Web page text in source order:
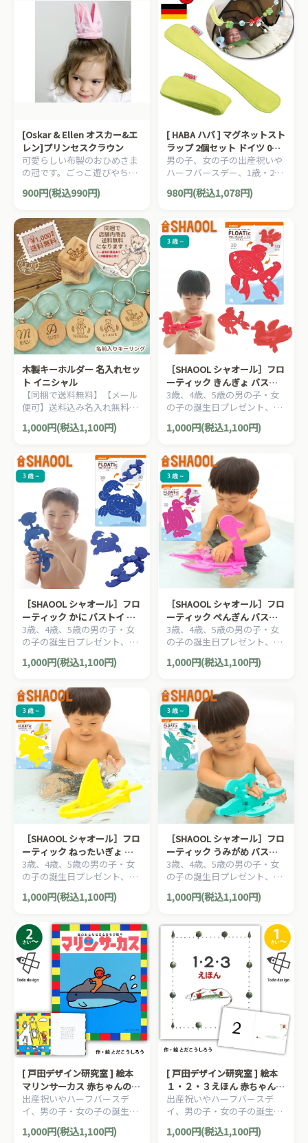
[Oskar & Ellen オスカー&エ
レン]プリンセスクラウン
可愛らしい布製のおひめさま
の冠です。ごっこ遊びやちょ
っとしたお出かけに。。
900円(税込990円)
[ HABA ハバ ] マグネットスト
ラップ 2個セット ドイツ 0ヶ
月 ブラザージョルダン ベビ
ークリップ おしゃぶりホルダ
ー バギー ベビーカー ベビー
ベッド
男の子、女の子の出産祝いや
ハーフバースデー、1歳・2歳
の誕生日やクリスマスプレゼ
ントにおすすめの、ドイツ
ゃ、赤ちゃんのおもちゃで
す。
980円(税込1,078円)
木製キーホルダー 名入れセッ
ト イニシャル
【同梱で送料無料】【メール
便可】送料込み名入れ無料の
特別アイテム、ユーロバスオ
リジナルの子どもの名札、出
生日やクリスマスプレゼン
ト、入園・入学祝いに人気
の、名前入りキーホルダー
（キーリング）です。
1,000円(税込1,100円)
［SHAOOL シャオール］フロ
ーティック きんぎょ バスト
イ お風呂のおもちゃ
3歳、4歳、5歳の男の子・女
の子の誕生日プレゼント、ク
リスマスプレゼントにおすす
めの、自由な発想、発展する
玩具メーカー「SHAOOL シャ
オール」の知育玩具です。
1,000円(税込1,100円)
［SHAOOL シャオール］フロ
ーティック かに バストイ お
風呂のおもちゃ
3歳、4歳、5歳の男の子・女
の子の誕生日プレゼント、ク
リスマスプレゼントにおすす
めの、自由な発想、発展する
玩具メーカー「SHAOOL シャ
オール」の知育玩具です。
1,000円(税込1,100円)
［SHAOOL シャオール］フロ
ーティック ぺんぎん バスト
イ お風呂のおもちゃ
3歳、4歳、5歳の男の子・女
の子の誕生日プレゼント、ク
リスマスプレゼントにおすす
めの、自由な発想、発展する
玩具メーカー「SHAOOL シャ
オール」の知育玩具です。
1,000円(税込1,100円)
［SHAOOL シャオール］フロ
ーティック ねったいぎょ バ
ストイ お風呂のおもちゃ
3歳、4歳、5歳の男の子・女
の子の誕生日プレゼント、ク
リスマスプレゼントにおすす
めの、自由な発想、発展する
玩具メーカー「SHAOOL シャ
オール」の知育玩具です。
1,000円(税込1,100円)
［SHAOOL シャオール］フロ
ーティック うみがめ バスト
イ お風呂のおもちゃ
3歳、4歳、5歳の男の子・女
の子の誕生日プレゼント、ク
リスマスプレゼントにおすす
めの、自由な発想、発展する
玩具メーカー「SHAOOL シャ
オール」の知育玩具です。
1,000円(税込1,100円)
[ 戸田デザイン研究室 ] 絵本
マリンサーカス 赤ちゃんの絵
本シリーズ 2歳~ 作・画 とだ
こうしろう
出産祝いやハーフバースデ
イ、男の子・女の子の誕生日
プレゼント、クリスマスプレ
ゼントにおすすめの、日本の
1,000円(税込1,100円)
[ 戸田デザイン研究室 ] 絵本
１・２・３えほん 赤ちゃんの
絵本シリーズ 1歳~ 作・画 と
だこうしろう
出産祝いやハーフバースデ
イ、男の子・女の子の誕生日
プレゼント、クリスマスプレ
ゼントにおすすめの、日本の
1,000円(税込1,100円)